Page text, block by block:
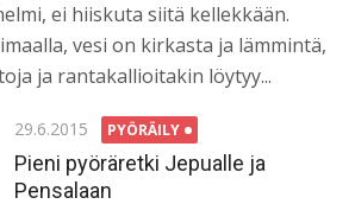
ei hiiskuta siitä kellekkään.
vesi on kirkasta ja lämmintä,
ja rantakallioitakin löytyy...
Posted
on
29.6.2015 PYÖRÄILY
Pieni pyöräretki Jepualle ja
Pensalaan